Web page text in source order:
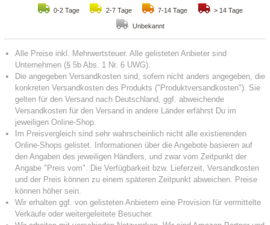
0-2 Tage 2-7 Tage 7-14 Tage > 14 Tage
Unbekannt